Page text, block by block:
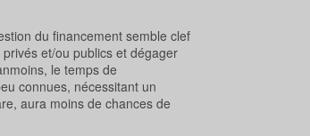
du financement semble clef
et/ou publics et dégager
le temps de
connues, nécessitant un
aura moins de chances de